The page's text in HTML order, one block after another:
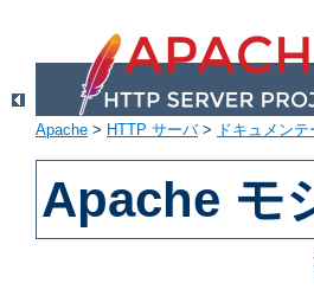
Apache > HTTP サーバ> ドキュメン
Apache モ